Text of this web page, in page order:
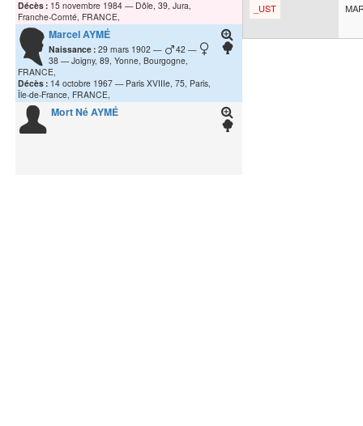
Décès : 15 novembre 1984
Dôle, 39, Jura,
Franche-Comté, FRANCE,
MarcelAYMÉ
Naissance : 29 mars 1902
42
38
Joigny, 89, Yonne, Bourgogne,
FRANCE,
Décès : 14 octobre 1967
Paris XVIIIe, 75, Paris,
Île-de-France, FRANCE,
Mort NéAYMÉ
_UST